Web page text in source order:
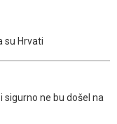
su Hrvati
sigurno ne bu došel na